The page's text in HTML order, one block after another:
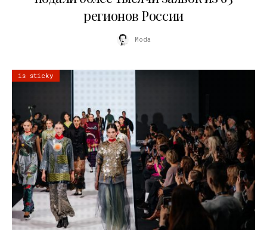
регионов России
Moda
is sticky